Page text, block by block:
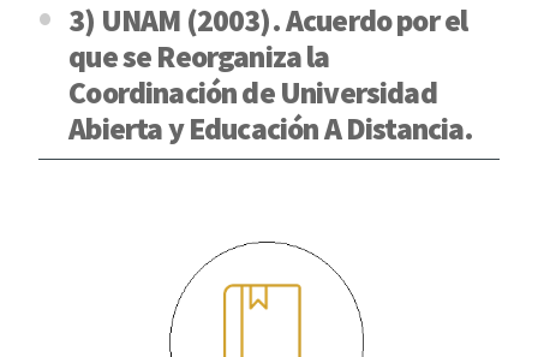
3) UNAM (2003). Acuerdo por el
que se Reorganiza la
Coordinación de Universidad
Abierta y Educación A Distancia.